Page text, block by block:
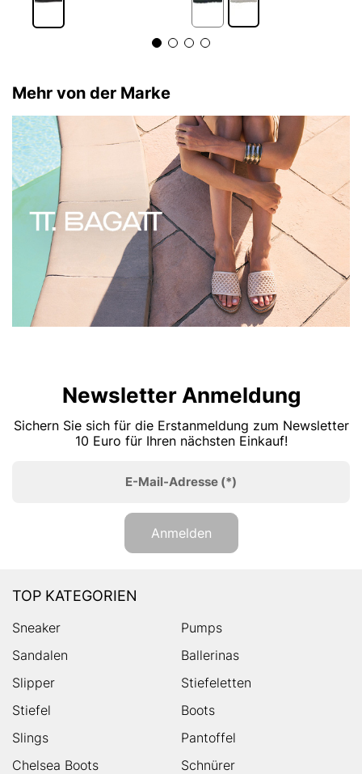
Mehr von der Marke
Newsletter Anmeldung
Sichern Sie sich für die Erstanmeldung zum Newsletter
10 Euro für Ihren nächsten Einkauf!
E-Mail-Adresse (*)
Anmelden
TOP KATEGORIEN
Sneaker
Pumps
Sandalen
Ballerinas
Slipper
Stiefeletten
Stiefel
Boots
Slings
Pantoffel
Chelsea Boots
Schnürer